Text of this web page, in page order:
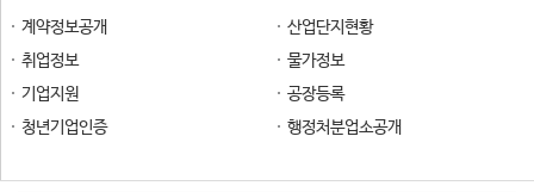
계약정보공개
산업단지현황
취업정보
물가정보
기업지원
공장등록
청년기업인증
행정처분업소공개